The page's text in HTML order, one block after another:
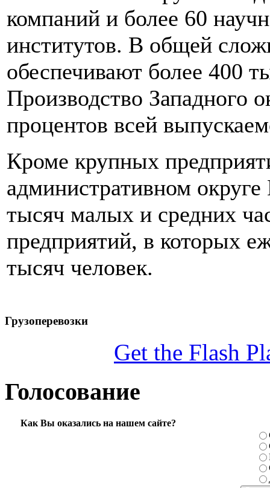
компаний и более 60
институтов. В общей
обеспечивают более 400
Производство Западного
процентов всей
Кроме крупных
административном
тысяч малых и средних
предприятий, в которых
тысяч человек.
Грузоперевозки
Get the Flash
Голосование
Как Вы оказались на нашем сайте?